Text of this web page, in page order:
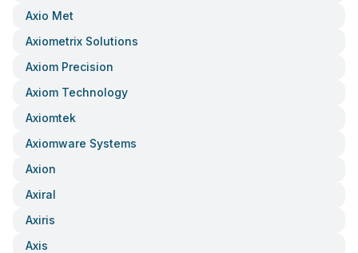
Axio Met
Axiometrix Solutions
Axiom Precision
Axiom Technology
Axiomtek
Axiomware Systems
Axion
Axiral
Axiris
Axis